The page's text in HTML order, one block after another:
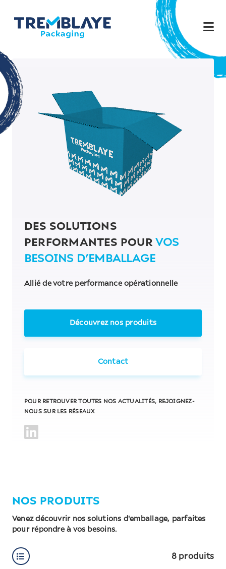
DES SOLUTIONS
PERFORMANTES POUR VOS
BESOINS D’EMBALLAGE
Allié de votre performance opérationnelle
Découvrez nos produits
Contact
POUR RETROUVER TOUTES NOS ACTUALITÉS, REJOIGNEZ-
NOUS SUR LES RÉSEAUX
NOS PRODUITS
Venez découvrir nos solutions d'emballage, parfaites
pour répondre à vos besoins.
8 produits